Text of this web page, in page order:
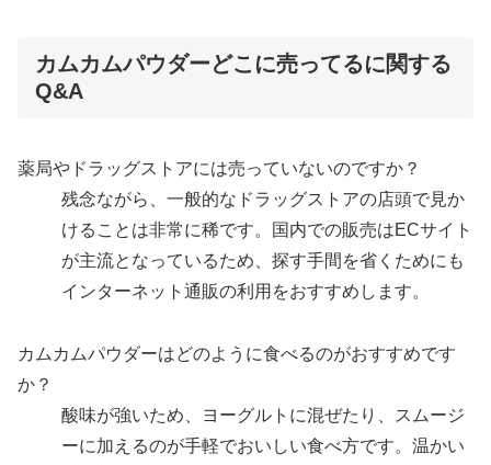
カムカムパウダーどこに売ってるに関する
Q&A
薬局やドラッグストアには売っていないのですか？
残念ながら、一般的なドラッグストアの店頭で見か
けることは非常に稀です。国内での販売はECサイト
が主流となっているため、探す手間を省くためにも
インターネット通販の利用をおすすめします。
カムカムパウダーはどのように食べるのがおすすめです
か？
酸味が強いため、ヨーグルトに混ぜたり、スムージ
ーに加えるのが手軽でおいしい食べ方です。温かい